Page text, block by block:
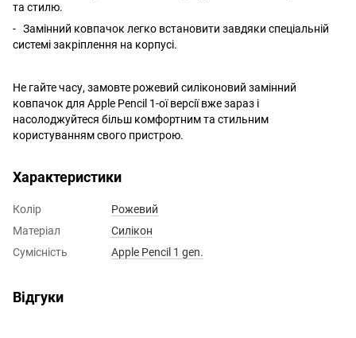
та стилю.
- Замінний ковпачок легко встановити завдяки спеціальній
системі закріплення на корпусі.
Не гайте часу, замовте рожевий силіконовий замінний
ковпачок для Apple Pencil 1-ої версії вже зараз і
насолоджуйтеся більш комфортним та стильним
користуванням свого пристрою.
Характеристики
Колір
Рожевий
Матеріал
Силікон
Сумісність
Apple Pencil 1 gen.
Відгуки